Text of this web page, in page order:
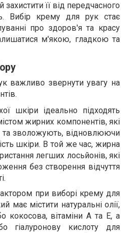
її від передчасного
Вибір крему для рук стає
про здоров'я та красу
м'якою, гладкою та
важливо звернути увагу на
шкіри ідеально підходять
жирних компонентів, які
та зволожують, відновлюючи
шкіри. В той же час, жирна
легших лосьйонів, які
без створення відчуття
при виборі крему для
має містити натуральні олії,
кокосова, вітаміни A та E, а
гіалуронову кислоту для